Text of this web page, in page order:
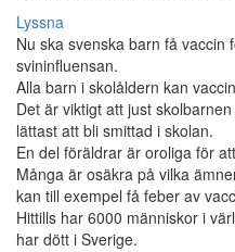
Lyssna
Nu ska svenska barn få vaccin
svininfluensan.
Alla barn i skolåldern kan
Det är viktigt att just
lättast att bli smittad i skolan.
En del föräldrar är oroliga för
Många är osäkra på vilka
kan till exempel få feber av
Hittills har 6000 människor i
har dött i Sverige.